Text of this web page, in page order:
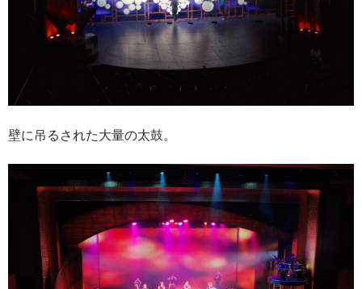
壁に吊るされた大量の太鼓。